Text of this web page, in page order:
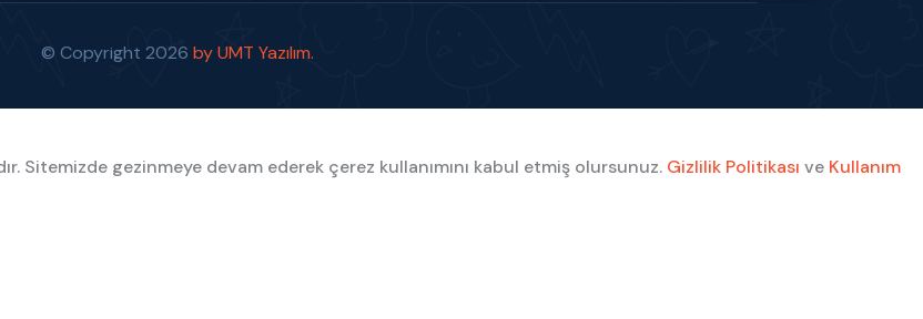
© Copyright 2026 by UMT Yazılım.
Sitemizde gezinmeye devam ederek çerez kullanımını kabul etmiş olursunuz. Gizlilik Politikası ve Kullanım